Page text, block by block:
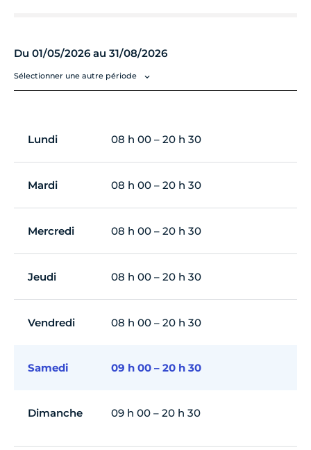
Du 01/05/2026 au 31/08/2026
Sélectionner une autre période
Lundi 08 h 00 – 20 h 30
Mardi 08 h 00 – 20 h 30
Mercredi 08 h 00 – 20 h 30
Jeudi 08 h 00 – 20 h 30
Vendredi 08 h 00 – 20 h 30
Samedi 09 h 00 – 20 h 30
Dimanche 09 h 00 – 20 h 30